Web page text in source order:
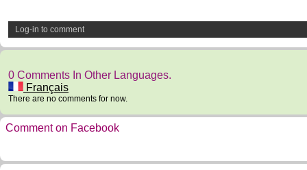
Log-in to comment
0 Comments In Other Languages.
Français
There are no comments for now.
Comment on Facebook